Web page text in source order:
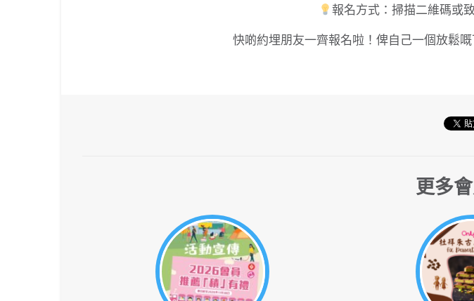
報名方式：掃描二維碼或
快啲約埋朋友一齊報名啦！俾自己一個放鬆
更多